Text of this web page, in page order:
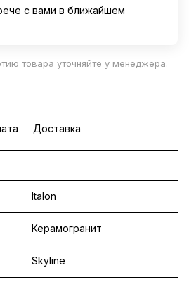
с вами в ближайшем
товара уточняйте у менеджера.
Доставка
Italon
Керамогранит
Skyline